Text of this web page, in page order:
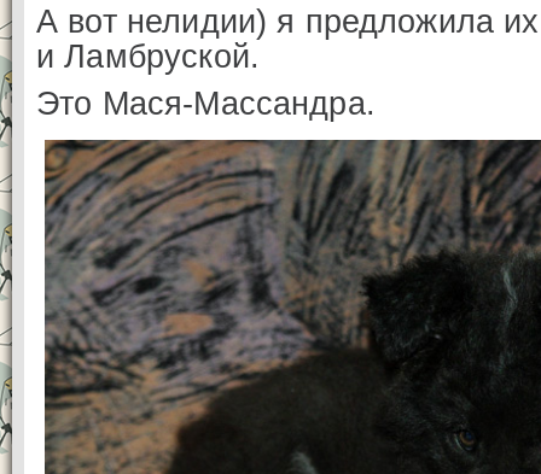
А вот нелидии) я предложила
и Ламбруской.
Это Мася-Массандра.